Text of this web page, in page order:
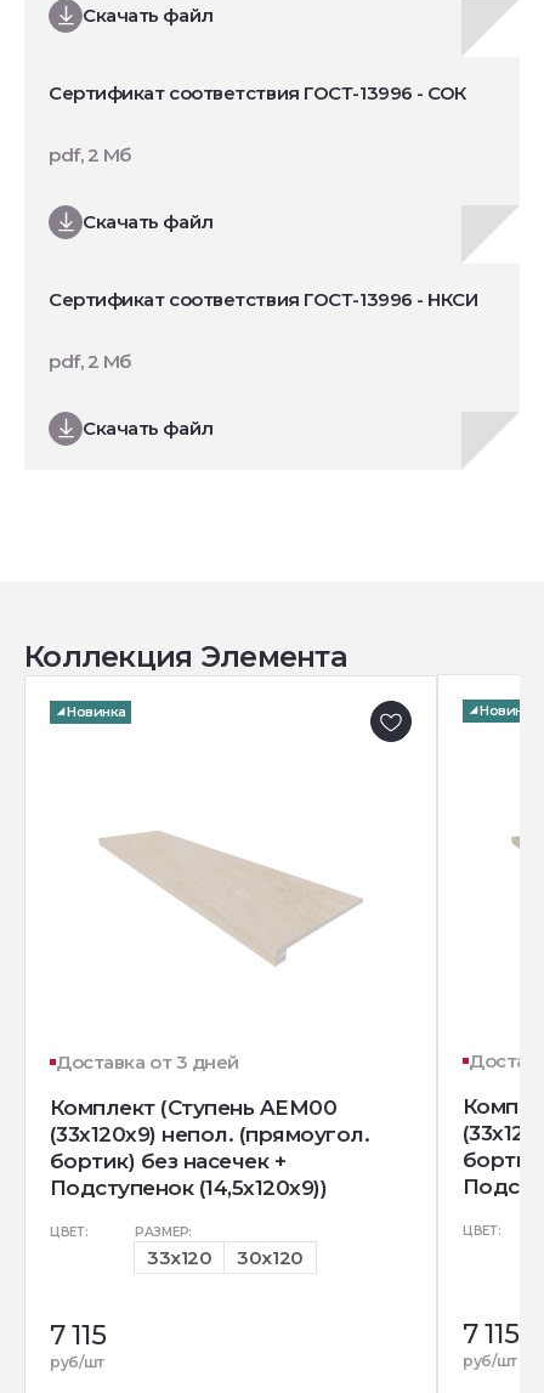
Скачать файл
Сертификат соответствия ГОСТ-13996 - СОК
Скачать файл
pdf, 2 Мб
Сертификат соответствия ГОСТ-13996 - НКСИ
Скачать файл
pdf, 2 Мб
Коллекция Элемента
Новинка
Доставка от 3 дней
Комплект (Ступень AEM00
(33x120x9) непол. (прямоугол.
бортик) без насечек +
Подступенок (14,5x120x9))
ЦВЕТ: РАЗМЕР:
33x120 30x120
7 115
руб/шт
Новинка
ЦВЕТ:
7 115
руб/шт